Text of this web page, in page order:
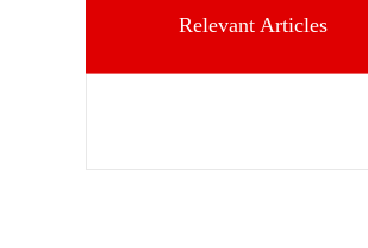
Relevant Articles